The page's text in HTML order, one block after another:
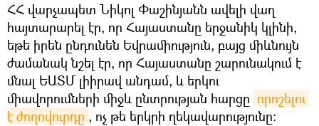
ՀՀ վարչապետ Նիկոլ Փաշինյանն ավելի վաղ
հայտարարել էր, որ Հայաստանը երջանիկ կլինի,
եթե իրեն ընդունեն Եվրամիություն, բայց միևնույն
ժամանակ նշել էր, որ Հայաստանը շարունակում է
մնալ ԵԱՏՄ լիիրավ անդամ, և երկու
միավորումների միջև ընտրության հարցը որոշելու
է ժողովուրդը , ոչ թե երկրի ղեկավարությունը: